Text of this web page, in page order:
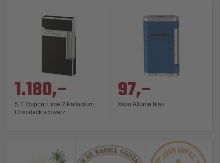
1.180,–
S.T. Dupont Linie 2 Palladium,
Chinalack schwarz
97,–
Xikar Allume blau